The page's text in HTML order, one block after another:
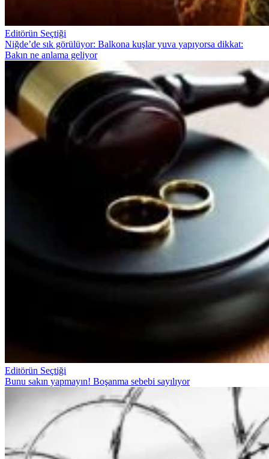
Editörün Seçtiği
Niğde’de sık görülüyor: Balkona kuşlar yuva yapıyorsa dikkat:
Bakın ne anlama geliyor
Editörün Seçtiği
Bunu sakın yapmayın! Boşanma sebebi sayılıyor